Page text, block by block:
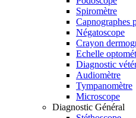
Spiromètre
Capnographes
Négatoscope
Crayon
Echelle
Diagnostic
Audiomètre
Tympanomètre
Microscope
Diagnostic Général